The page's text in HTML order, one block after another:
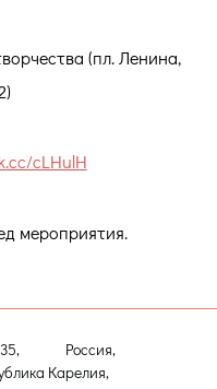
(пл. Ленина,
cLHulH
мероприятия.
Россия,
Карелия,